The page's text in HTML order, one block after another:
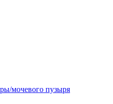
мочевого пузыря